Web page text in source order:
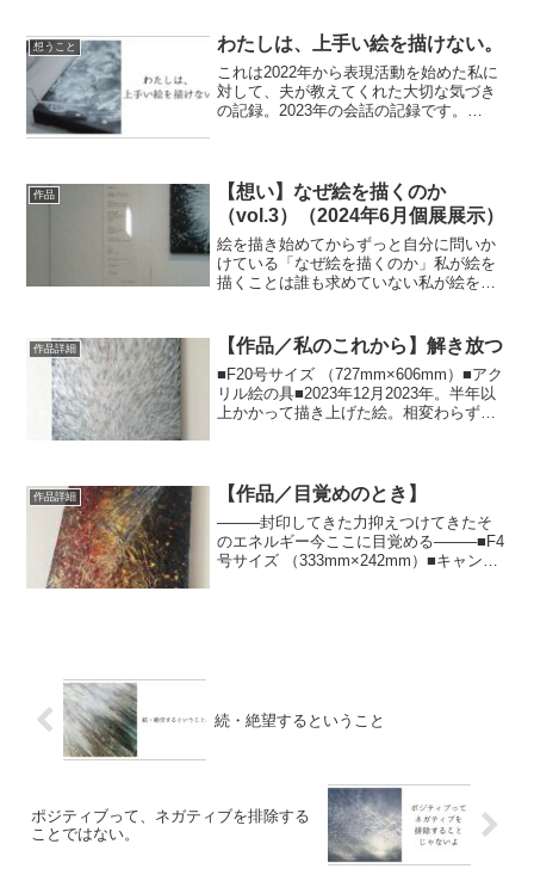
から
想うこと わたしは、上手い絵を描けない。
これは2022年から表現活動を始めた私に
対して、夫が教えてくれた大切な気づき
の記録。2023年の会話の記録です。
る知識もない。そ...
作品
【想い】なぜ絵を描くのか
（vol.3）（2024年6月個展展示）
絵を描き始めてからずっと自分に問いか
けている「なぜ絵を描くのか」私が絵を
描くことは誰も求めていない私が絵を描
たそれは誰とでもない自分との約束私の
中にある世界を私...
作品詳細 【作品／私のこれから】解き放つ
■F20号サイズ （727mm×606mm）■アク
リル絵の具■2023年12月2023年。半年以
上かかって描き上げた絵。相変わらず私
と...
作品詳細 【作品／目覚めのとき】
────封印してきた力抑えつけてきたそ
のエネルギー⁡⁡今ここに目覚める⁡────⁡■F4
号サイズ （333mm×242mm）■キャンバ
続・絶望するということ
ポジティブって、ネガティブを排除する
ことではない。